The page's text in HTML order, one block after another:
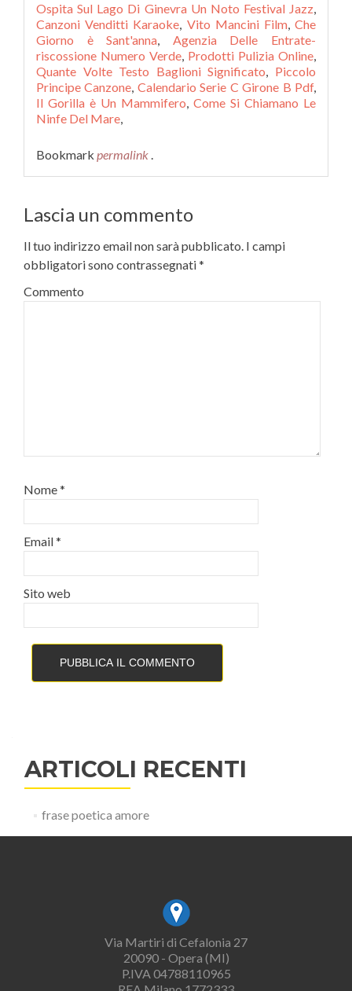
Ospita Sul Lago Di Ginevra Un Noto Festival Jazz,
Canzoni Venditti Karaoke, Vito Mancini Film,Che
Giorno è Sant'anna, Agenzia Delle Entrate-
riscossione Numero Verde, Prodotti Pulizia Online,
Quante Volte Testo Baglioni Significato, Piccolo
Principe Canzone, Calendario Serie C Girone B Pdf,
Il Gorilla è Un Mammifero, Come Si Chiamano Le
Ninfe Del Mare,
Bookmark permalink .
Lascia un commento
Il tuo indirizzo email non sarà pubblicato. I campi
obbligatori sono contrassegnati*
Commento
Nome*
Email*
Sito web
ARTICOLI RECENTI
frase poetica amore
Via Martiri di Cefalonia 27
20090 - Opera (MI)
P.IVA 04788110965